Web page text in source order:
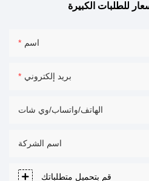
للطلبات الكبيرة
اسم
بريد إلكتروني
الهاتف/واتساب/وي شات
اسم الشركة
قم بتحميل متطلباتك